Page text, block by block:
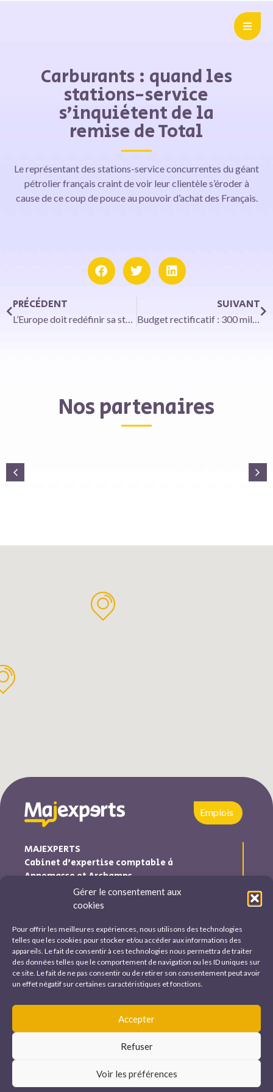
Gérer le consentement aux
cookies
Pour offrir les meilleures expériences, nous utilisons des technologies
telles que les cookies pour stocker et/ou accéder aux informations des
appareils. Le fait de consentir à ces technologies nous permettra de traiter
des données telles que le comportement de navigation ou les ID uniques sur
ce site. Le fait de ne pas consentir ou de retirer son consentement peut avoir
un effet négatif sur certaines caractéristiques et fonctions.
Accepter
Refuser
Voir les préférences
Carburants : quand les
stations-service
s’inquiètent de la
remise de Total
Le représentant des stations-service concurrentes du géant
pétrolier français craint de voir leur clientèle s’éroder à
cause de ce coup de pouce au pouvoir d’achat des Français.
PRÉCÉDENT
L’Europe doit redéfinir sa stratégie sur les constellations de satellites
SUIVANT
Budget rectificatif : 300 millions d’euros pour les collectivités locales
Nos partenaires
Emplois
MAJEXPERTS
Cabinet d’expertise comptable à
Annemasse et Archamps
Majexperts est inscrite au tableau de l’ordre des experts
comptables Auvergne-Rhône-Alpes
Nous trouver et nous contacter
ANNEMASSE
15 avenue Emile zola
04 50 43 92 22
Immeuble Europa 1. 362 avenue Marie Curie
archamps@majexperts.fr
Majexperts © 2022 – Mentions Légales et confidentialité